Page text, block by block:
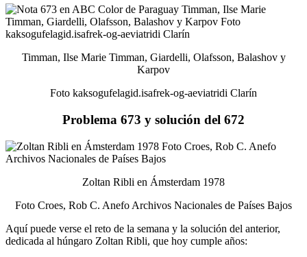
Timman, Ilse Marie Timman, Giardelli, Olafsson, Balashov y
Karpov
Foto kaksogufelagid.isafrek-og-aeviatridi Clarín
Problema 673 y solución del 672
Zoltan Ribli en Ámsterdam 1978
Foto Croes, Rob C. Anefo Archivos Nacionales de Países Bajos
Aquí puede verse el reto de la semana y la solución del anterior,
dedicada al húngaro Zoltan Ribli, que hoy cumple años: